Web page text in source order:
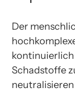
Der
Schadstoffe